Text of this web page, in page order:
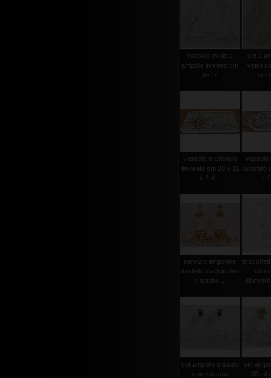
vassoio ovale e
ampolle in vetro cm
8x17
set 2
vetro
vassoio in cristallo
lavorato cm.20 x 11
x 2 di...
vassoio
lavorato
x
servizio ampolline
modello traclcio uva
e spighe ...
con
set ampolle cristallo
con vassoio
set
80 ml